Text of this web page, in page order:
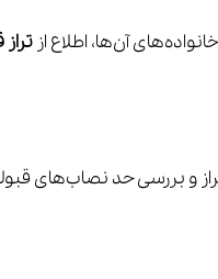
اگر قصد شرکت در آزمون